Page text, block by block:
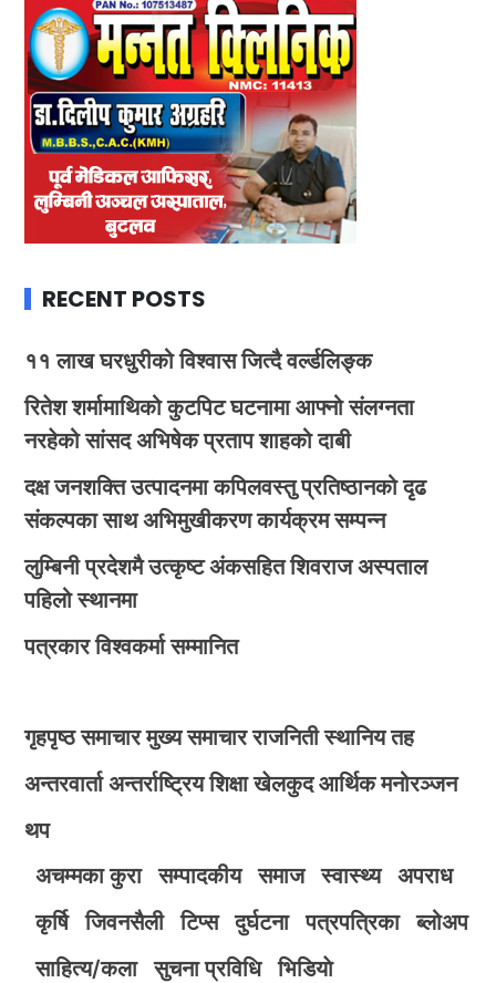
RECENT POSTS
११ लाख घरधुरीको विश्वास जित्दै वर्ल्डलिङ्क
रितेश शर्मामाथिको कुटपिट घटनामा आफ्नो संलग्नता
नरहेको सांसद अभिषेक प्रताप शाहको दाबी
दक्ष जनशक्ति उत्पादनमा कपिलवस्तु प्रतिष्ठानको दृढ
संकल्पका साथ अभिमुखीकरण कार्यक्रम सम्पन्न
लुम्बिनी प्रदेशमै उत्कृष्ट अंकसहित शिवराज अस्पताल
पहिलो स्थानमा
पत्रकार विश्वकर्मा सम्मानित
गृहपृष्ठ समाचार मुख्य समाचार राजनिती स्थानिय तह
अन्तरवार्ता अन्तर्राष्ट्रिय शिक्षा खेलकुद आर्थिक मनोरञ्जन
थप
अचम्मका कुरा
सम्पादकीय समाज स्वास्थ्य
अपराध
कृर्षि
जिवनसैली टिप्स दुर्घटना पत्रपत्रिका
ब्लोअप
साहित्य/कला
सुचना प्रविधि भिडियाे